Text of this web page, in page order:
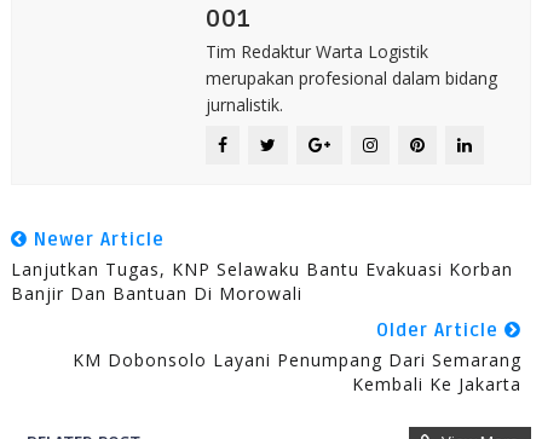
001
Tim Redaktur Warta Logistik
merupakan profesional dalam bidang
jurnalistik.
Newer Article
Lanjutkan Tugas, KNP Selawaku Bantu Evakuasi Korban
Banjir Dan Bantuan Di Morowali
Older Article
KM Dobonsolo Layani Penumpang Dari Semarang
Kembali Ke Jakarta